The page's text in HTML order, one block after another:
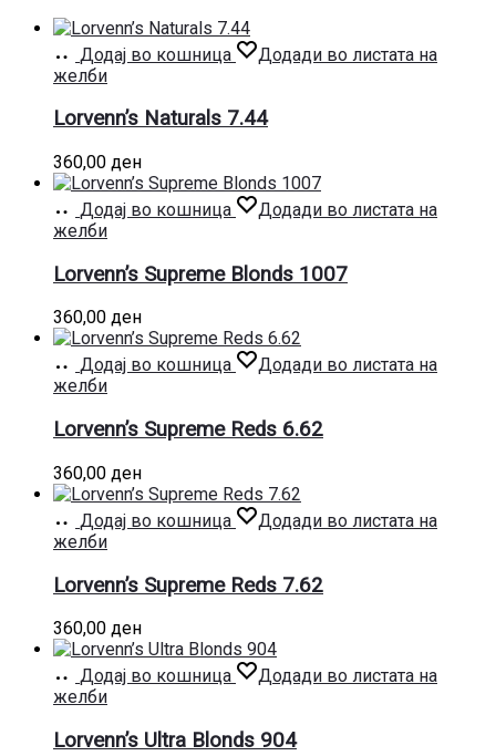
Додај во кошница
Додади во листата на
желби
Lorvenn’s Naturals 7.44
360,00 ден
Додај во кошница
Додади во листата на
желби
Lorvenn’s Supreme Blonds 1007
360,00 ден
Додај во кошница
Додади во листата на
желби
Lorvenn’s Supreme Reds 6.62
360,00 ден
Додај во кошница
Додади во листата на
желби
Lorvenn’s Supreme Reds 7.62
360,00 ден
Додај во кошница
Додади во листата на
желби
Lorvenn’s Ultra Blonds 904